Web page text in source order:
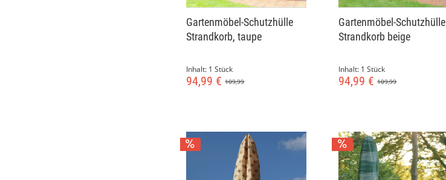
Gartenmöbel-Schutzhülle
Strandkorb, taupe
Inhalt: 1 Stück
109,99
94,99 €
Gartenmöbel-Schutzhülle
Strandkorb beige
Inhalt: 1 Stück
109,99
94,99 €